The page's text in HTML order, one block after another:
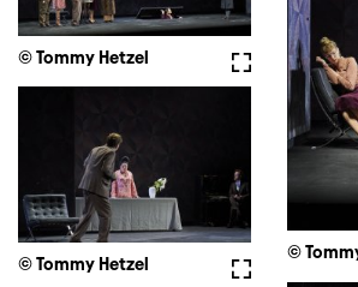
Fullscreen
© Tommy Hetzel
©
Fullscreen
© Tommy Hetzel